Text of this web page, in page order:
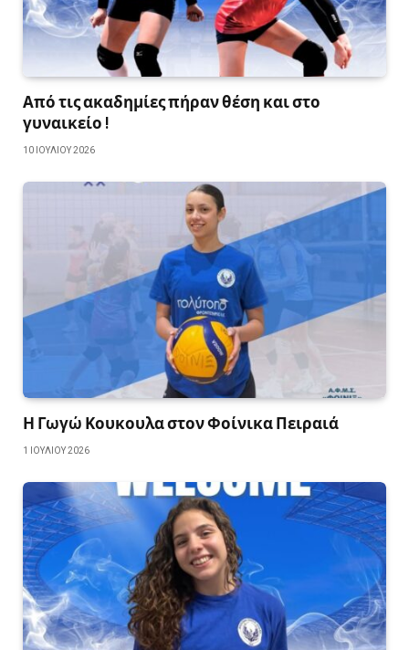
Από τις ακαδημίες πήραν θέση και στο
γυναικείο !
10 ΙΟΥΛΊΟΥ 2026
Η Γωγώ Κουκουλα στον Φοίνικα Πειραιά
1 ΙΟΥΛΊΟΥ 2026